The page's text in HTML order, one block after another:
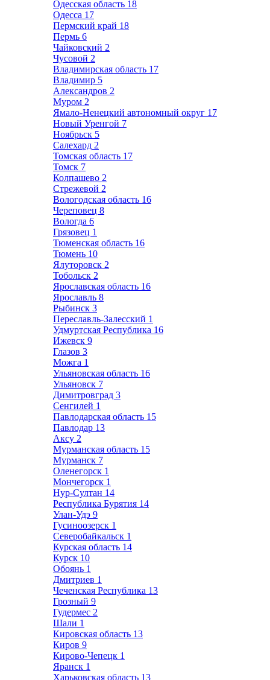
Одесская область 18
Одесса 17
Пермский край 18
Пермь 6
Чайковский 2
Чусовой 2
Владимирская область 17
Владимир 5
Александров 2
Муром 2
Ямало-Ненецкий автономный округ 17
Новый Уренгой 7
Ноябрьск 5
Салехард 2
Томская область 17
Томск 7
Колпашево 2
Стрежевой 2
Вологодская область 16
Череповец 8
Вологда 6
Грязовец 1
Тюменская область 16
Тюмень 10
Ялуторовск 2
Тобольск 2
Ярославская область 16
Ярославль 8
Рыбинск 3
Переславль-Залесский 1
Удмуртская Республика 16
Ижевск 9
Глазов 3
Можга 1
Ульяновская область 16
Ульяновск 7
Димитровград 3
Сенгилей 1
Павлодарская область 15
Павлодар 13
Аксу 2
Мурманская область 15
Мурманск 7
Оленегорск 1
Мончегорск 1
Нур-Султан 14
Республика Бурятия 14
Улан-Удэ 9
Гусиноозерск 1
Северобайкальск 1
Курская область 14
Курск 10
Обоянь 1
Дмитриев 1
Чеченская Республика 13
Грозный 9
Гудермес 2
Шали 1
Кировская область 13
Киров 9
Кирово-Чепецк 1
Яранск 1
Харьковская область 13